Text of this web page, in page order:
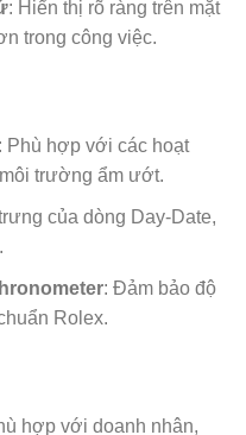
: Hiển thị rõ ràng trên mặt
trong công việc.
Phù hợp với các hoạt
trường ẩm ướt.
của dòng Day-Date,
: Đảm bảo độ
Rolex.
hợp với doanh nhân,